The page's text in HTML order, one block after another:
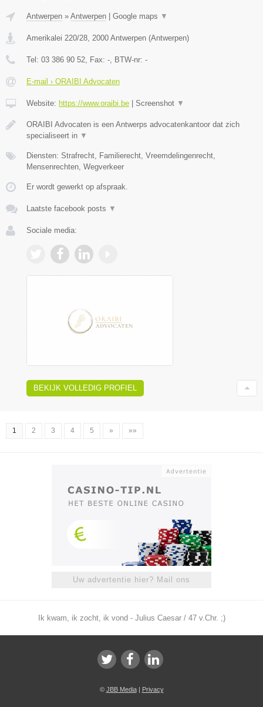
Antwerpen » Antwerpen | Google maps ▼
Amerikalei 220/28 2000 Antwerpen (Antwerpen)
Tel: 03 386 90 52 , Fax: - , BTW-nr: -
E-mail › ORAIBI Advocaten
Website: https://www.oraibi.be | Screenshot ▼
ORAIBI Advocaten is een Antwerps advocatenkantoor dat zich
specialiseert in ▼
Diensten: Strafrecht, Familierecht, Vreemdelingenrecht,
Mensenrechten, Wegverkeer
Er wordt gewerkt op afspraak.
Laatste facebook posts ▼
Sociale media:
BEKIJK VOLLEDIG PROFIEL
1 2 3 4 5 » »»
Uw advertentie hier? Mail ons
Ik kwam, ik zocht, ik vond - Julius Caesar / 47 v.Chr. ;)
© JBB Media| Privacy